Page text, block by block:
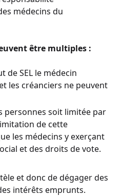
médecins du
être multiples :
SEL le médecin
les créanciers ne peuvent
personnes soit limitée par
de cette
les médecins y exerçant
et des droits de vote.
et donc de dégager des
intérêts emprunts.